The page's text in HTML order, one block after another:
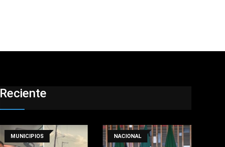
Reciente
MUNICIPIOS NACIONAL